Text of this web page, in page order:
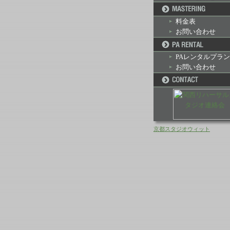
料金表
お問い合わせ
PAレンタルプラン
お問い合わせ
京都スタジオウィット